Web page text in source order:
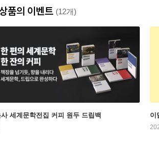
품의 이벤트 (12개)
사 세계문학전집 커피 원두 드립백 이